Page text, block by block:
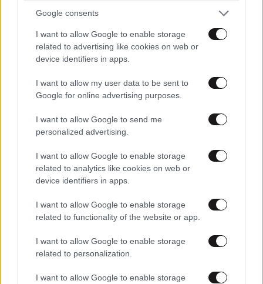
Google consents
I want to allow Google to enable storage
related to advertising like cookies on web or
device identifiers in apps.
I want to allow my user data to be sent to
Google for online advertising purposes.
I want to allow Google to send me
personalized advertising.
I want to allow Google to enable storage
related to analytics like cookies on web or
device identifiers in apps.
I want to allow Google to enable storage
related to functionality of the website or app.
I want to allow Google to enable storage
related to personalization.
I want to allow Google to enable storage